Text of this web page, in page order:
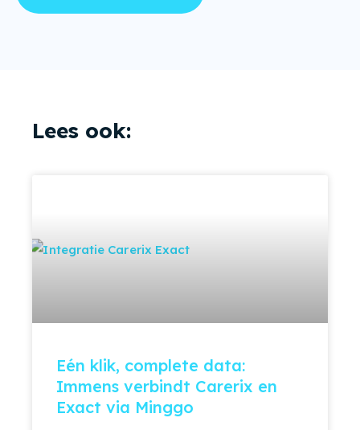
Lees ook:
Eén klik, complete data:
Immens verbindt Carerix en
Exact via Minggo